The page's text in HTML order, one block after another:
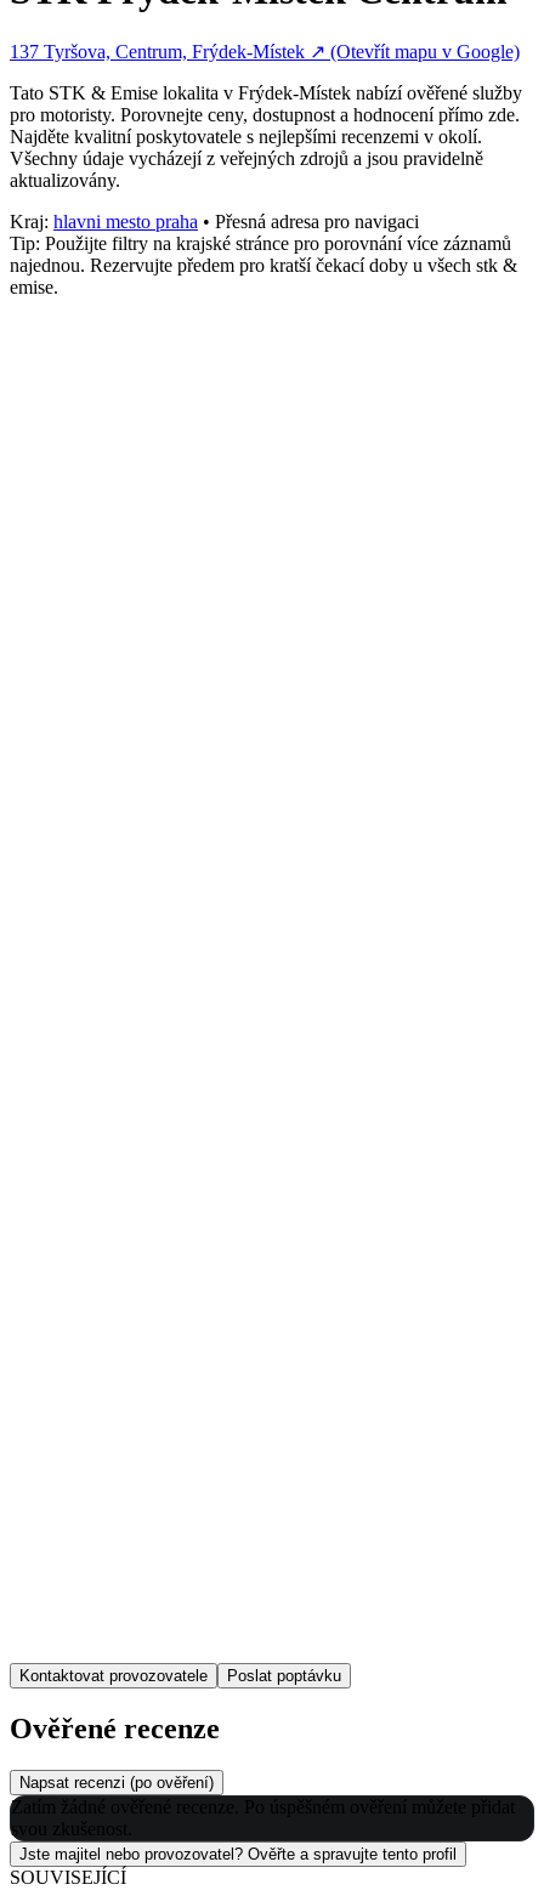
137 Tyršova, Centrum, Frýdek-Místek ↗ (Otevřít mapu v Google)
Tato STK & Emise lokalita v Frýdek-Místek nabízí ověřené služby
pro motoristy. Porovnejte ceny, dostupnost a hodnocení přímo zde.
Najděte kvalitní poskytovatele s nejlepšími recenzemi v okolí.
Všechny údaje vycházejí z veřejných zdrojů a jsou pravidelně
aktualizovány.
Kraj: hlavni mesto praha • Přesná adresa pro navigaci
Tip: Použijte filtry na krajské stránce pro porovnání více záznamů
najednou. Rezervujte předem pro kratší čekací doby u všech stk &
emise.
Kontaktovat provozovatele Poslat poptávku
Ověřené recenze
Napsat recenzi (po ověření)
Zatím žádné ověřené recenze. Po úspěšném ověření můžete přidat
svou zkušenost.
Jste majitel nebo provozovatel? Ověřte a spravujte tento profil
SOUVISEJÍCÍ